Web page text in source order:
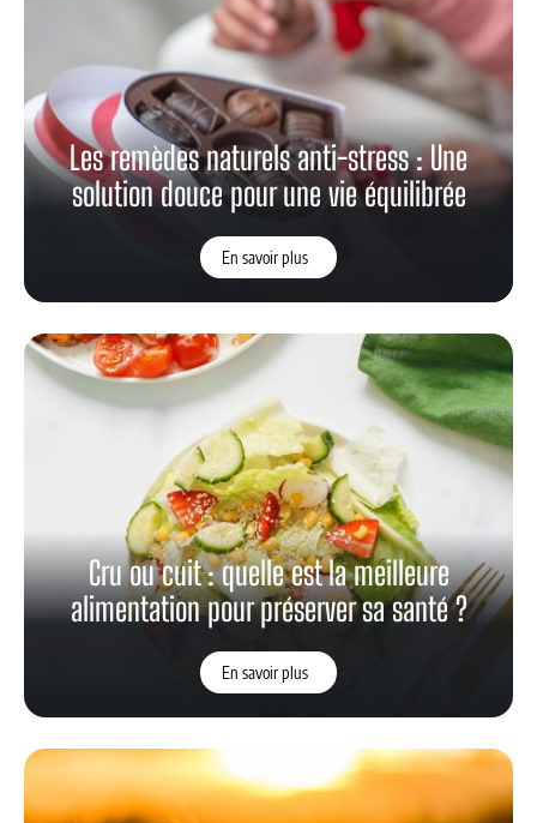
Les remèdes naturels anti-stress : Une
solution douce pour une vie équilibrée
En savoir plus
Cru ou cuit : quelle est la meilleure
alimentation pour préserver sa santé ?
En savoir plus